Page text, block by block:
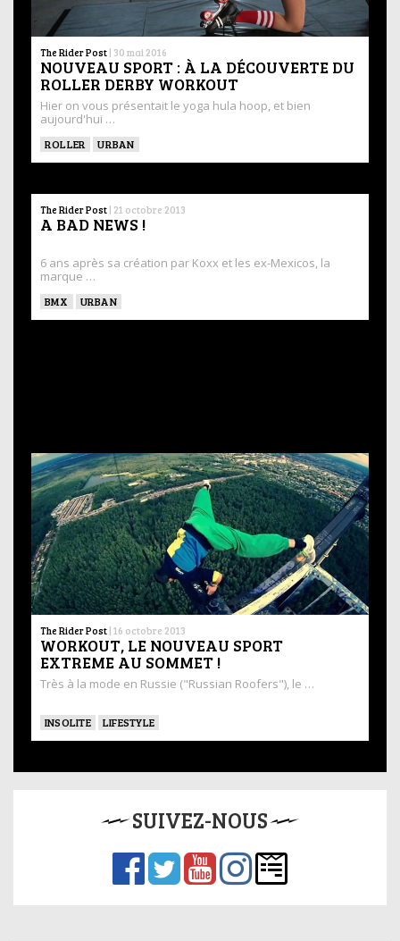
The Rider Post | 30 mai 2016
NOUVEAU SPORT : À LA DÉCOUVERTE DU
ROLLER DERBY WORKOUT
​Hier on vous présentait le yoga hula hoop, et bien
aujourd'hui …
ROLLER URBAN
The Rider Post | 21 octobre 2013
A BAD NEWS !
6 ans après sa création par Koxx et les ex-Mexicos, la
marque …
BMX URBAN
The Rider Post | 16 octobre 2013
WORKOUT, LE NOUVEAU SPORT
EXTREME AU SOMMET !
Très à la mode en Russie ("Russian Roofers"), le …
INSOLITE LIFESTYLE
SUIVEZ-NOUS